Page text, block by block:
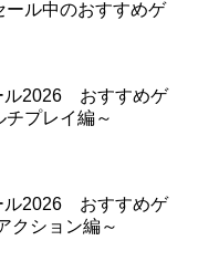
ール中のおすすめゲ
ル2026 おすすめゲ
プレイ編～
ル2026 おすすめゲ
ション編～